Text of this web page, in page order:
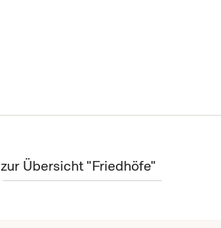
zur Übersicht "Friedhöfe"